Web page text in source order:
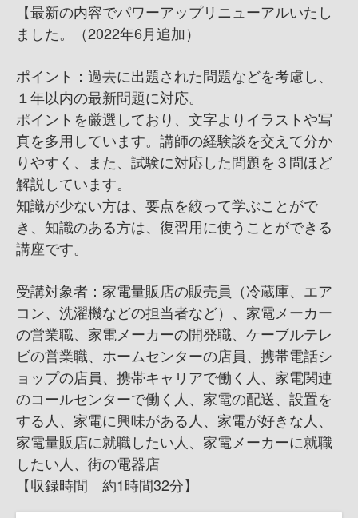
【最新の内容でパワーアップリニューアルいたし
ました。（2022年6月追加）
ポイント：過去に出題された問題などを考慮し、
１年以内の最新問題に対応。
ポイントを厳選しており、文字よりイラストや写
真を多用しています。講師の経験談を交えて分か
りやすく、また、試験に対応した問題を３問ほど
解説しています。
知識が少ない方は、要点を絞って学ぶことがで
き、知識のある方は、復習用に使うことができる
講座です。
受講対象者：家電量販店の販売員（冷蔵庫、エア
コン、洗濯機などの担当者など）、家電メーカー
の営業職、家電メーカーの開発職、ケーブルテレ
ビの営業職、ホームセンターの店員、携帯電話シ
ョップの店員、携帯キャリアで働く人、家電関連
のコールセンターで働く人、家電の配送、設置を
する人、家電に興味がある人、家電が好きな人、
家電量販店に就職したい人、家電メーカーに就職
したい人、街の電器店
【収録時間 約1時間32分】